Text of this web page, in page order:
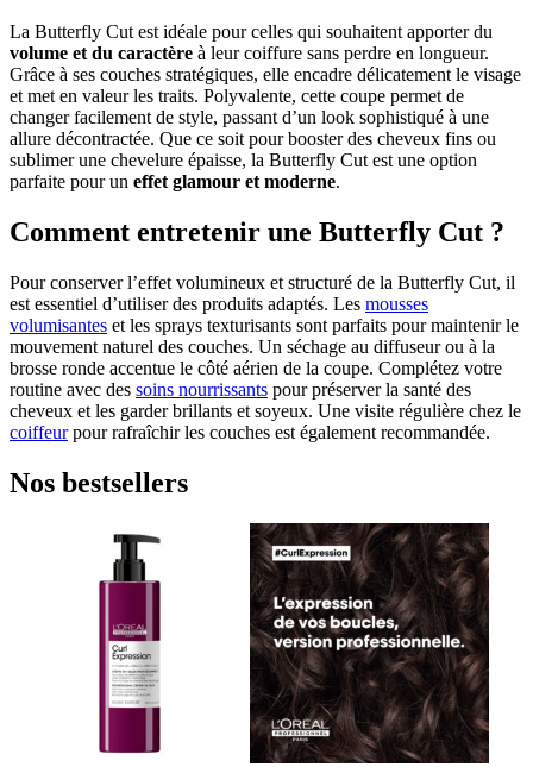
La Butterfly Cut est idéale pour celles qui souhaitent apporter du
volume et du caractère à leur coiffure sans perdre en longueur.
Grâce à ses couches stratégiques, elle encadre délicatement le visage
et met en valeur les traits. Polyvalente, cette coupe permet de
changer facilement de style, passant d’un look sophistiqué à une
allure décontractée. Que ce soit pour booster des cheveux fins ou
sublimer une chevelure épaisse, la Butterfly Cut est une option
parfaite pour un effet glamour et moderne.
Comment entretenir une Butterfly Cut ?
Pour conserver l’effet volumineux et structuré de la Butterfly Cut, il
est essentiel d’utiliser des produits adaptés. Les mousses
volumisantes et les sprays texturisants sont parfaits pour maintenir le
mouvement naturel des couches. Un séchage au diffuseur ou à la
brosse ronde accentue le côté aérien de la coupe. Complétez votre
routine avec des soins nourrissants pour préserver la santé des
cheveux et les garder brillants et soyeux. Une visite régulière chez le
coiffeurpour rafraîchir les couches est également recommandée.
Nos bestsellers